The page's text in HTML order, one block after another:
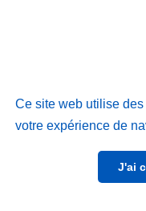
Ce site web utilise
votre expérience de
J'ai